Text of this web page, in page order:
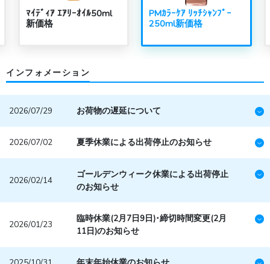
ﾏｲﾃﾞｨｱ ｴｱﾘｰｵｲﾙ50ml
新価格
PMｶﾗｰｹｱ ﾘｯﾁｼｬﾝﾌﾟｰ
250ml新価格
インフォメーション
2026/07/29 お荷物の遅延について
2026/07/02 夏季休業による出荷停止のお知らせ
2026/02/14
ゴールデンウィーク休業による出荷停止
のお知らせ
2026/01/23
臨時休業(2月7日9日)･締切時間変更(2月
11日)のお知らせ